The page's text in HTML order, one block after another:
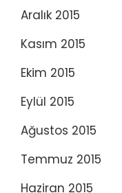
Aralık 2015
Kasım 2015
Ekim 2015
Eylül 2015
Ağustos 2015
Temmuz 2015
Haziran 2015